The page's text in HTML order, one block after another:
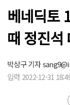
베네딕토
때 정진석
박상구 기자
입력 2022-12-31